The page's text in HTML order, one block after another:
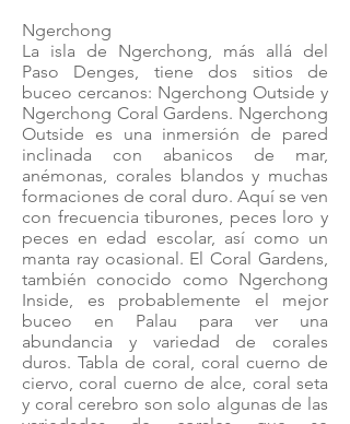
Ngerchong
La isla de Ngerchong, más allá del
Paso Denges, tiene dos sitios de
buceo cercanos: Ngerchong Outside y
Ngerchong Coral Gardens. Ngerchong
Outside es una inmersión de pared
inclinada con abanicos de mar,
anémonas, corales blandos y muchas
formaciones de coral duro. Aquí se ven
con frecuencia tiburones, peces loro y
peces en edad escolar, así como un
manta ray ocasional. El Coral Gardens,
también conocido como Ngerchong
Inside, es probablemente el mejor
buceo en Palau para ver una
abundancia y variedad de corales
duros. Tabla de coral, coral cuerno de
ciervo, coral cuerno de alce, coral seta
y coral cerebro son solo algunas de las